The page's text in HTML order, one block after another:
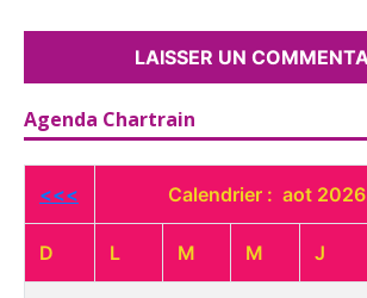
Agenda Chartrain
<<< Calendrier : aot 2026
D L M M J